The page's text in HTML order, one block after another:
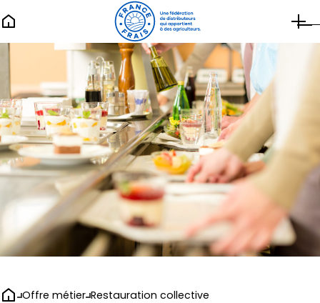
Offre métier Restauration collective
Qui sommes nous ?
Notre histoire
Groupe les Maîtres Laitiers du Cotentin
Industrie laitière
Gammes & Marques
Campagne de France
Fleur de Pré
Les Glaces de Célestine
Nos valeurs
Notre démarche RSE
Coopérative laitière